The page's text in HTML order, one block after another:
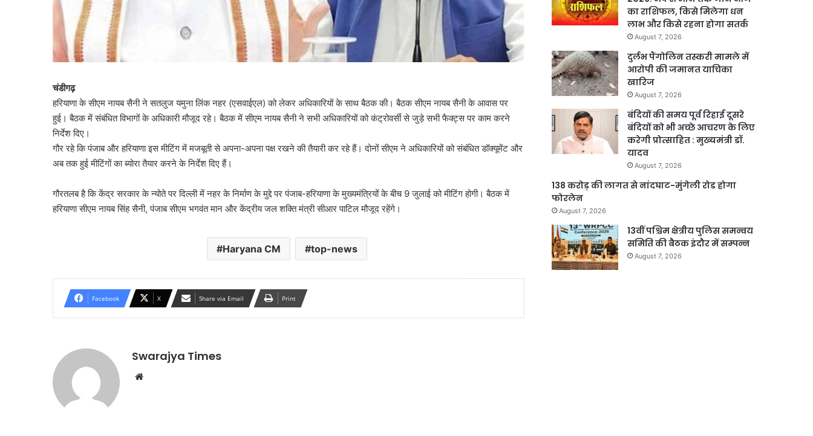
चंडीगढ़
हरियाणा के सीएम नायब सैनी ने सतलुज यमुना लिंक नहर (एसवाईएल) को लेकर अधिकारियों के साथ बैठक की। बैठक सीएम नायब सैनी के आवास पर
हुई। बैठक में संबंधित विभागों के अधिकारी मौजूद रहे। बैठक में सीएम नायब सैनी ने सभी अधिकारियों को कंट्रोवर्सी से जुड़े सभी फैक्ट्स पर काम करने
निर्देश दिए।
गौर रहे कि पंजाब और हरियाणा इस मीटिंग में मजबूती से अपना-अपना पक्ष रखने की तैयारी कर रहे हैं। दोनों सीएम ने अधिकारियों को संबंधित डॉक्यूमेंट और
अब तक हुई मीटिंगों का ब्योरा तैयार करने के निर्देश दिए हैं।
गौरतलब है कि केंद्र सरकार के न्योते पर दिल्ली में नहर के निर्माण के मुद्दे पर पंजाब-हरियाणा के मुख्यमंत्रियों के बीच 9 जुलाई को मीटिंग होगी। बैठक में
हरियाणा सीएम नायब सिंह सैनी, पंजाब सीएम भगवंत मान और केंद्रीय जल शक्ति मंत्री सीआर पाटिल मौजूद रहेंगे।
Haryana CM top-news
Facebook X Share via Email Print
Swarajya Times
का राशिफल, किसे मिलेगा धन
लाभ और किसे रहना होगा सतर्क
August 7, 2026
दुर्लभ पैंगोलिन तस्करी मामले में
आरोपी की जमानत याचिका
खारिज
August 7, 2026
बंदियों की समय पूर्व रिहाई दूसरे
बंदियों को भी अच्छे आचरण के लिए
करेगी प्रोत्साहित : मुख्यमंत्री डॉ.
यादव
August 7, 2026
138 करोड़ की लागत से नांदघाट-मुंगेली रोड होगा
फोरलेन
August 7, 2026
13वीं पश्चिम क्षेत्रीय पुलिस समन्वय
समिति की बैठक इंदौर में सम्पन्न
August 7, 2026